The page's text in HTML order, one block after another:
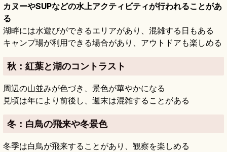
カヌーやSUPなどの水上アクティビティが行われることがあ
る
湖畔には水遊びができるエリアがあり、混雑する日もある
キャンプ場が利用できる場合があり、アウトドアも楽しめる
秋 ：紅葉と湖のコントラスト
周辺の山並みが色づき、景色が華やかになる
見頃は年により前後し、週末は混雑することがある
冬 ：白鳥の飛来や冬景色
冬季は白鳥が飛来することがあり、観察を楽しめる